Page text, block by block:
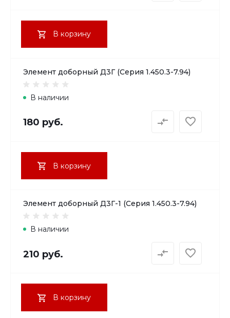
В корзину
Элемент доборный Д3Г (Серия 1.450.3-7.94)
В наличии
180 руб.
В корзину
Элемент доборный Д3Г-1 (Серия 1.450.3-7.94)
В наличии
210 руб.
В корзину